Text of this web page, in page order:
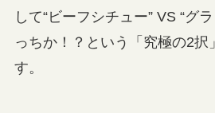
して“ビーフシチュー” VS “グ
っちか！？という「究極の2択
す。